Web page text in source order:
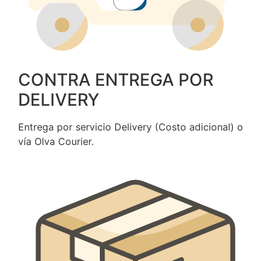
CONTRA ENTREGA POR
DELIVERY
Entrega por servicio Delivery (Costo adicional) o
vía Olva Courier.